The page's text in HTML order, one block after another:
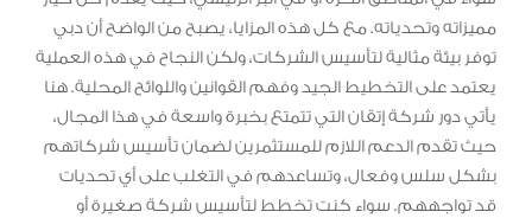
مميزاته وتحدياته. مع كل هذه المزايا، يصبح من الواضح أن دبي
توفر بيئة مثالية لتأسيس الشركات، ولكن النجاح في هذه العملية
يعتمد على التخطيط الجيد وفهم القوانين واللوائح المحلية. هنا
يأتي دور شركة إتقان التي تتمتع بخبرة واسعة في هذا المجال،
حيث تقدم الدعم اللازم للمستثمرين لضمان تأسيس شركاتهم
بشكل سلس وفعال، وتساعدهم في التغلب على أي تحديات
قد تواجههم. سواء كنت تخطط لتأسيس شركة صغيرة أو